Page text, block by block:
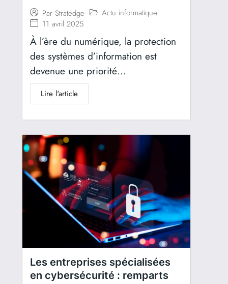
Par Stratedge
Actu informatique
11 avril 2025
À l’ère du numérique, la protection
des systèmes d’information est
devenue une priorité…
Lire l'article
Les entreprises spécialisées
en cybersécurité : remparts